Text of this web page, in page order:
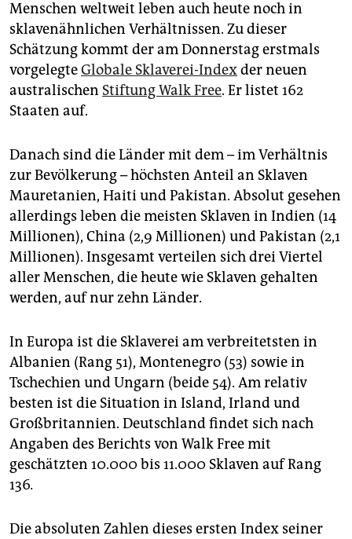
Menschen weltweit leben auch heute noch in
sklavenähnlichen Verhältnissen. Zu dieser
Schätzung kommt der am Donnerstag erstmals
vorgelegteGlobale Sklaverei-Indexder neuen
australischen Stiftung Walk Free. Er listet 162
Staaten auf.
Danach sind die Länder mit dem – im Verhältnis
zur Bevölkerung – höchsten Anteil an Sklaven
Mauretanien, Haiti und Pakistan. Absolut gesehen
allerdings leben die meisten Sklaven in Indien (14
Millionen), China (2,9 Millionen) und Pakistan (2,1
Millionen). Insgesamt verteilen sich drei Viertel
aller Menschen, die heute wie Sklaven gehalten
werden, auf nur zehn Länder.
In Europa ist die Sklaverei am verbreitetsten in
Albanien (Rang 51), Montenegro (53) sowie in
Tschechien und Ungarn (beide 54). Am relativ
besten ist die Situation in Island, Irland und
Großbritannien. Deutschland findet sich nach
Angaben des Berichts von Walk Free mit
geschätzten 10.000 bis 11.000 Sklaven auf Rang
136.
Die absoluten Zahlen dieses ersten Index seiner